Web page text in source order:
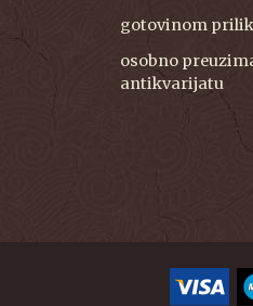
gotovinom
osobno
antikvarijatu